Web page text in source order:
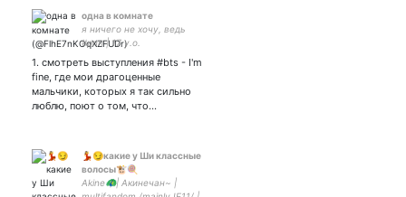
одна в комнате
я ничего не хочу, ведь
#рпп | 17 y.o.
1. смотреть выступления #bts - I'm
fine, где мои драгоценные
мальчики, которых я так сильно
люблю, поют о том, что…
💃😏какие у Ши классные
волосы🐮🍭
Akine🦚| Акинечан~ |